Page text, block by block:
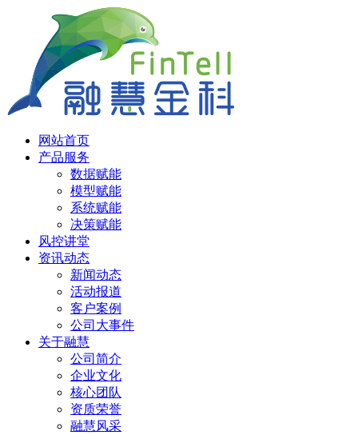
网站首页
产品服务
数据赋能
模型赋能
系统赋能
决策赋能
风控讲堂
资讯动态
新闻动态
活动报道
客户案例
公司大事件
关于融慧
公司简介
企业文化
核心团队
资质荣誉
融慧风采